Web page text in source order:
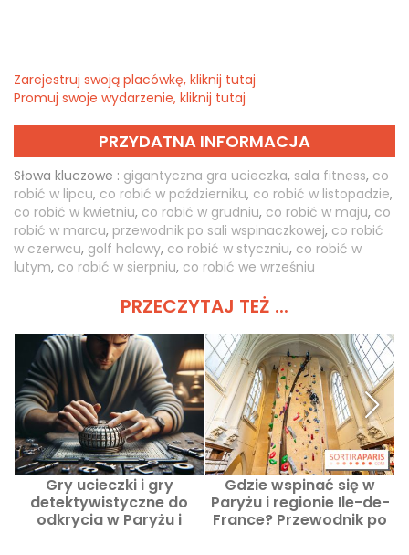
Zarejestruj swoją placówkę, kliknij tutaj
Promuj swoje wydarzenie, kliknij tutaj
PRZYDATNA INFORMACJA
Słowa kluczowe : gigantyczna gra ucieczka, sala fitness, co
robić w lipcu, co robić w październiku, co robić w listopadzie,
co robić w kwietniu, co robić w grudniu, co robić w maju, co
robić w marcu, przewodnik po sali wspinaczkowej, co robić
w czerwcu, golf halowy, co robić w styczniu, co robić w
lutym, co robić w sierpniu, co robić we wrześniu
PRZECZYTAJ TEŻ ...
Gry ucieczki i gry
detektywistyczne do
odkrycia w Paryżu i
Gdzie wspinać się w
Paryżu i regionie Ile-de-
France? Przewodnik po